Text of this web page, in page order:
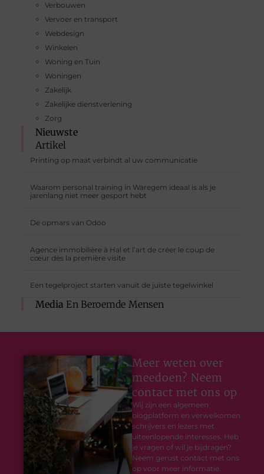
Verbouwen
Vervoer en transport
Webdesign
Winkelen
Woning en Tuin
Woningen
Zakelijk
Zakelijke dienstverlening
Zorg
Nieuwste
Artikel
Printing op maat verbindt al uw communicatie
Waarom personal training in Waregem ideaal is als je
jarenlang niet meer gesport hebt
De opmars van Odoo
Agence immobilière à Hal et l’art de créer le coup de
cœur dès la première visite
Een tegelproject starten vanuit de juiste tegelwinkel
Media En Beroemde Mensen
Meer weten over
meedoen? Neem
contact met ons op
Wij zijn een algemeen
blogplatform en verwelkomen
schrijvers en lezers met
uiteenlopende interesses. Heb
je vragen of wil je bijdragen?
Neem gerust contact met ons
op voor meer informatie.